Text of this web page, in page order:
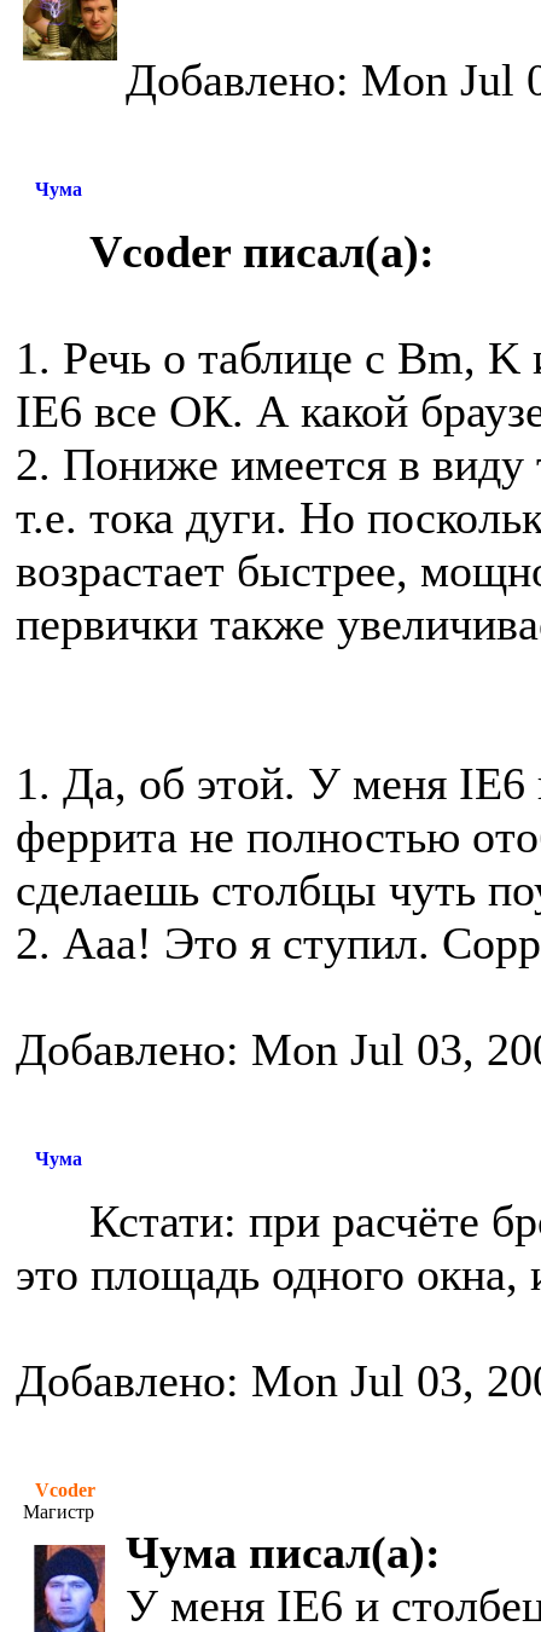
Добавлено: Mon Jul
Чума
Vcoder писал(а):
1. Речь о таблице с Bm,
IE6 все ОК. А какой
2. Пониже имеется в виду
т.е. тока дуги. Но
возрастает быстрее,
первички также
1. Да, об этой. У меня IE6
феррита не полностью
сделаешь столбцы чуть
2. Ааа! Это я ступил.
Добавлено: Mon Jul 03,
Чума
Кстати: при расчёте
это площадь одного окна,
Добавлено: Mon Jul 03,
Vcoder
Магистр
Чума писал(а):
У меня IE6 и